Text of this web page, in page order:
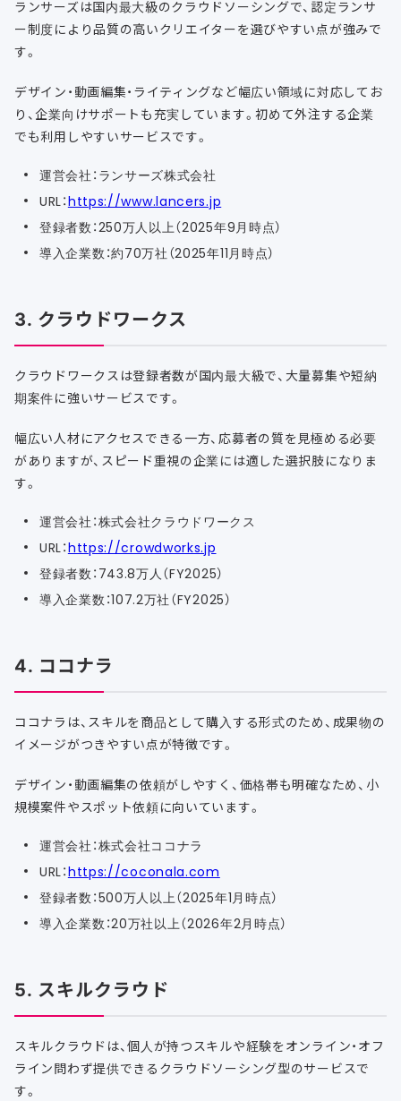
ランサーズは国内最大級のクラウドソーシングで、認定ランサ
ー制度により品質の高いクリエイターを選びやすい点が強みで
す。
デザイン・動画編集・ライティングなど幅広い領域に対応してお
り、企業向けサポートも充実しています。初めて外注する企業
でも利用しやすいサービスです。
運営会社：ランサーズ株式会社
URL：https://www.lancers.jp
登録者数：250万人以上（2025年9月時点）
導入企業数：約70万社（2025年11月時点）
3. クラウドワークス
クラウドワークスは登録者数が国内最大級で、大量募集や短納
期案件に強いサービスです。
幅広い人材にアクセスできる一方、応募者の質を見極める必要
がありますが、スピード重視の企業には適した選択肢になりま
す。
運営会社：株式会社クラウドワークス
URL：https://crowdworks.jp
登録者数：743.8万人（FY2025）
導入企業数：107.2万社（FY2025）
4. ココナラ
ココナラは、スキルを商品として購入する形式のため、成果物の
イメージがつきやすい点が特徴です。
デザイン・動画編集の依頼がしやすく、価格帯も明確なため、小
規模案件やスポット依頼に向いています。
運営会社：株式会社ココナラ
URL：https://coconala.com
登録者数：500万人以上（2025年1月時点）
導入企業数：20万社以上（2026年2月時点）
5. スキルクラウド
スキルクラウドは、個人が持つスキルや経験をオンライン・オフ
ライン問わず提供できるクラウドソーシング型のサービスで
す。